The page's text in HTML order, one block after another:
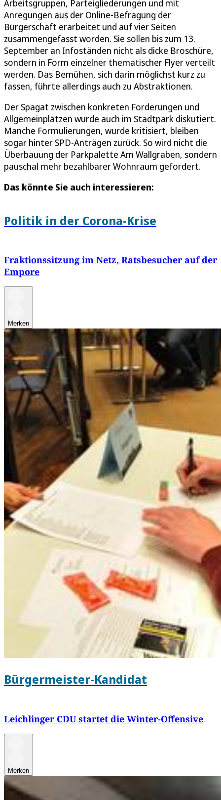
Arbeitsgruppen, Parteigliederungen und mit
Anregungen aus der Online-Befragung der
Bürgerschaft erarbeitet und auf vier Seiten
zusammengefasst worden. Sie sollen bis zum 13.
September an Infoständen nicht als dicke Broschüre,
sondern in Form einzelner thematischer Flyer verteilt
werden. Das Bemühen, sich darin möglichst kurz zu
fassen, führte allerdings auch zu Abstraktionen.
Der Spagat zwischen konkreten Forderungen und
Allgemeinplätzen wurde auch im Stadtpark diskutiert.
Manche Formulierungen, wurde kritisiert, bleiben
sogar hinter SPD-Anträgen zurück. So wird nicht die
Überbauung der Parkpalette Am Wallgraben, sondern
pauschal mehr bezahlbarer Wohnraum gefordert.
Das könnte Sie auch interessieren:
Politik in der Corona-Krise
Fraktionssitzung im Netz, Ratsbesucher auf der
Empore
Merken
Bürgermeister-Kandidat
Leichlinger CDU startet die Winter-Offensive
Merken